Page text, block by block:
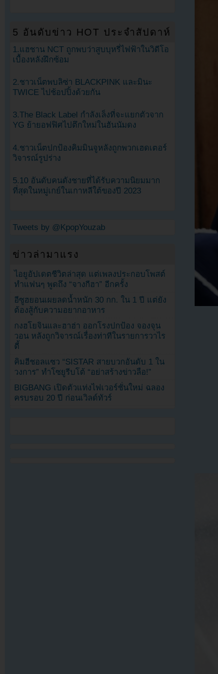
5 อันดับข่าว HOT ประจำสัปดาห์
1.แฮชาน NCT ถูกพบว่าสูบบุหรี่ไฟฟ้าในวิดีโอ
เบื้องหลังฝึกซ้อม
2.ชาวเน็ตพบลิซ่า BLACKPINK และมินะ
TWICE ไปช้อปปิ้งด้วยกัน
3.The Black Label กำลังเล็งที่จะแยกตัวจาก
YG ย้ายอฟฟิศไปตึกใหม่ในฮันนัมดง
4.ชาวเน็ตปกป้องคิมมินจูหลังถูกพวกเฮดเตอร์
วิจารณ์รูปร่าง
5.10 อันดับคนดังชายที่ได้รับความนิยมมาก
ที่สุดในหมู่เกย์ในเกาหลีใต้ของปี 2023
Tweets by @KpopYouzab
ข่าวล่ามาแรง
ไอยูอัปเดตชีวิตล่าสุด แต่เพลงประกอบโพสต์
ทำแฟนๆ พูดถึง “จางกีฮา” อีกครั้ง
อีซูฮยอนเผยลดน้ำหนัก 30 กก. ใน 1 ปี แต่ยัง
ต้องสู้กับความอยากอาหาร
กงฮโยจินและฮาฮ่า ออกโรงปกป้อง จองจุน
วอน หลังถูกวิจารณ์เรื่องท่าทีในรายการวาไร
ตี้
คิมฮีชอลแซว “SISTAR สายบวกอันดับ 1 ใน
วงการ” ทำโซยูรีบโต้ “อย่าสร้างข่าวลือ!”
BIGBANG เปิดตัวแท่งไฟเวอร์ชั่นใหม่ ฉลอง
ครบรอบ 20 ปี ก่อนเวิลด์ทัวร์